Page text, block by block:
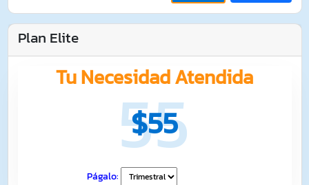
Plan Elite
Tu Necesidad Atendida
55
$55
Págalo: